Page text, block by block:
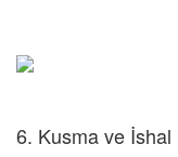
6. Kusma ve İshal